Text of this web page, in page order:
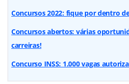
Concursos 2022: fique por dentro
Concursos abertos: várias
carreiras!
Concurso INSS: 1.000 vagas